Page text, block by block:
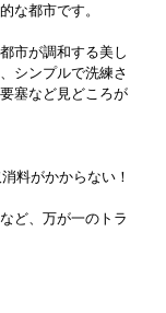
な都市です。
市が調和する美し
シンプルで洗練さ
塞など見どころが
料がかからない！
ど、万が一のトラ